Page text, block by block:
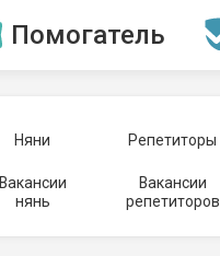
Помогатель
Няни Репетиторы
Вакансии
нянь
Вакансии
репетиторов